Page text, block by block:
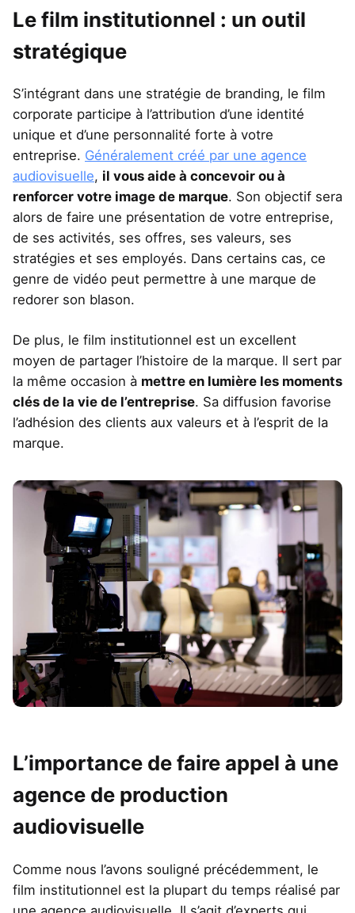
Le film institutionnel : un outil
stratégique
S’intégrant dans une stratégie de branding, le film
corporate participe à l’attribution d’une identité
unique et d’une personnalité forte à votre
entreprise. Généralement créé par une agence
audiovisuelle, il vous aide à concevoir ou à
renforcer votre image de marque. Son objectif sera
alors de faire une présentation de votre entreprise,
de ses activités, ses offres, ses valeurs, ses
stratégies et ses employés. Dans certains cas, ce
genre de vidéo peut permettre à une marque de
redorer son blason.
De plus, le film institutionnel est un excellent
moyen de partager l’histoire de la marque. Il sert par
la même occasion à mettre en lumière les moments
clés de la vie de l’entreprise. Sa diffusion favorise
l’adhésion des clients aux valeurs et à l’esprit de la
marque.
L’importance de faire appel à une
agence de production
audiovisuelle
Comme nous l’avons souligné précédemment, le
film institutionnel est la plupart du temps réalisé par